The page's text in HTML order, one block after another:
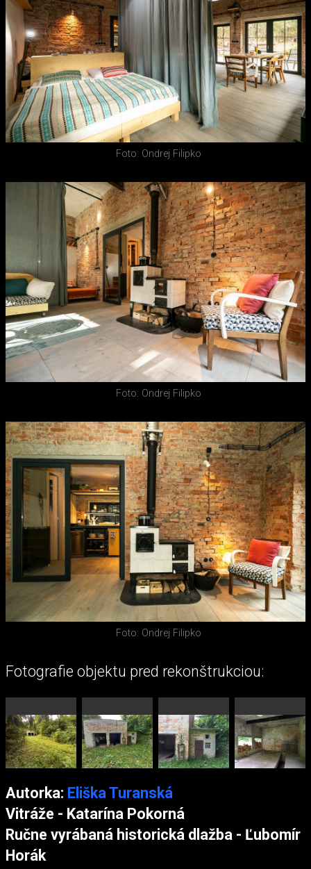
Foto: Ondrej Filipko
Foto: Ondrej Filipko
Foto: Ondrej Filipko
Fotografie objektu pred rekonštrukciou:
Autorka: Eliška Turanská
Vitráže - Katarína Pokorná
Ručne vyrábaná historická dlažba - Ľubomír
Horák